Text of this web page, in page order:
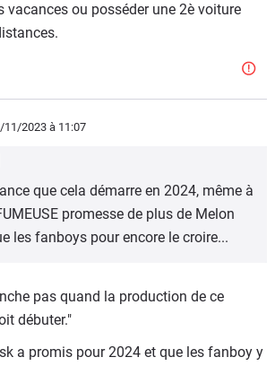
vacances ou posséder une 2è voiture
11/2023 à 11:07
que cela démarre en 2024, même à
promesse de plus de Melon
les fanboys pour encore le croire...
pas quand la production de ce
débuter."
a promis pour 2024 et que les fanboy y